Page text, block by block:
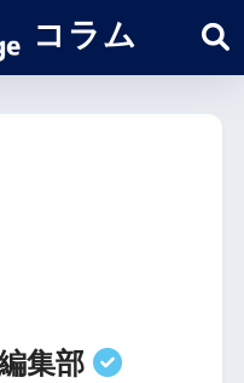
コラム
集部